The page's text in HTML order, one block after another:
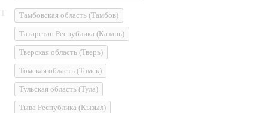
Тамбовская область (Тамбов)
Татарстан Республика (Казань)
Тверская область (Тверь)
Томская область (Томск)
Тульская область (Тула)
Тыва Республика (Кызыл)